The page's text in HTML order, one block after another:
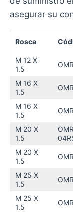
asegurar su
Rosca
M 12 X
1.5
M 16 X
1.5
M 16 X
1.5
M 20 X
1.5
M 20 X
1.5
M 25 X
1.5
M 25 X
1.5